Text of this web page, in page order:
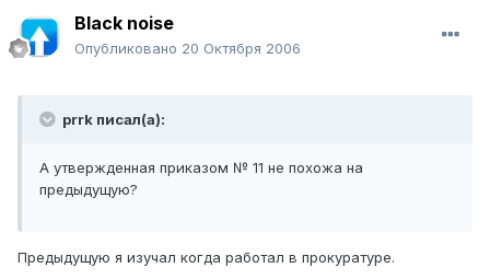
Black noise
Опубликовано 20 Октября 2006
prrk писал(а):
А утвержденная приказом № 11 не похожа на
предыдущую?
Предыдущую я изучал когда работал в прокуратуре.